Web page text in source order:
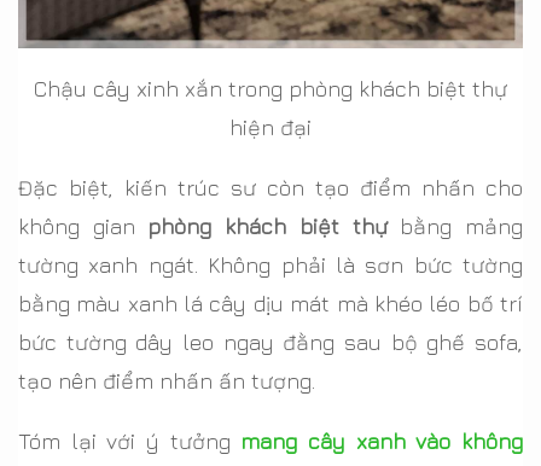
Chậu cây xinh xắn trong phòng khách biệt thự
hiện đại
Đặc biệt, kiến trúc sư còn tạo điểm nhấn cho
không gian phòng khách biệt thựbằng mảng
tường xanh ngát. Không phải là sơn bức tường
bằng màu xanh lá cây dịu mát mà khéo léo bố trí
bức tường dây leo ngay đằng sau bộ ghế sofa,
tạo nên điểm nhấn ấn tượng.
Tóm lại với ý tưởng mang cây xanh vào không